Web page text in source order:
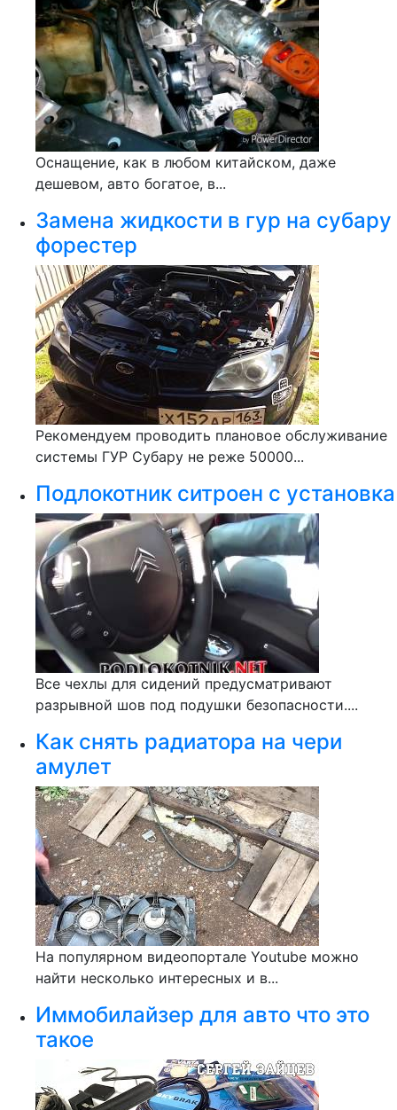
Оснащение, как в любом китайском, даже
дешевом, авто богатое, в...
Замена жидкости в гур на субару
форестер
Рекомендуем проводить плановое обслуживание
системы ГУР Субару не реже 50000...
Подлокотник ситроен с установка
Все чехлы для сидений предусматривают
разрывной шов под подушки безопасности....
Как снять радиатора на чери
амулет
На популярном видеопортале Youtube можно
найти несколько интересных и в...
Иммобилайзер для авто что это
такое